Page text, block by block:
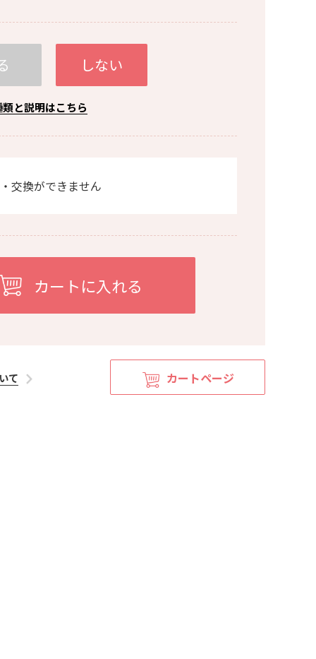
しない
と説明はこちら
交換ができません
て カートページ